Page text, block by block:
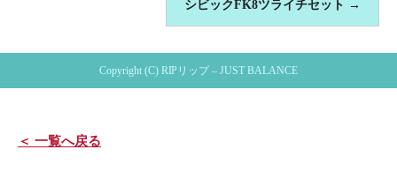
シビックFK8ツライチセット →
Copyright (C) RIPリップ – JUST BALANCE
＜ 一覧へ戻る